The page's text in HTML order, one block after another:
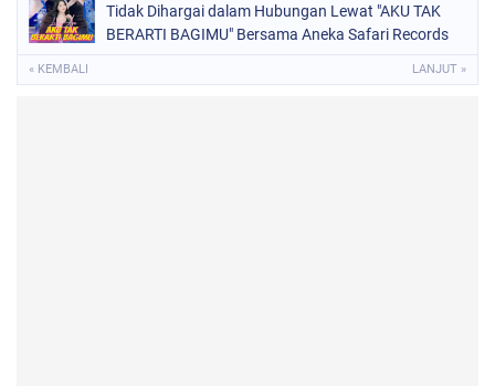
Tidak Dihargai dalam Hubungan Lewat "AKU TAK
BERARTI BAGIMU" Bersama Aneka Safari Records
« KEMBALI LANJUT »